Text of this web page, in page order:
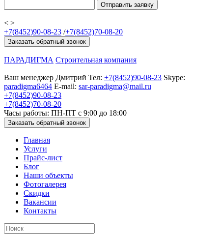
< >
+7(8452)90-08-23 /+7(8452)70-08-20
Заказать обратный звонок
ПАРАДИГМА Строительная компания
Ваш менеджер Дмитрий Тел: +7(8452)90-08-23 Skype:
paradigma6464 E-mail: sar-paradigma@mail.ru
+7(8452)90-08-23
+7(8452)70-08-20
Часы работы: ПН-ПТ с 9:00 до 18:00
Заказать обратный звонок
Главная
Услуги
Прайс-лист
Блог
Наши объекты
Фотогалерея
Скидки
Вакансии
Контакты